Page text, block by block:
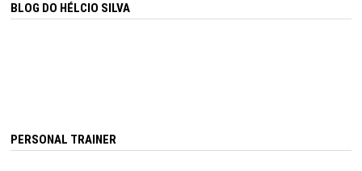
BLOG DO HÉLCIO SILVA
PERSONAL TRAINER